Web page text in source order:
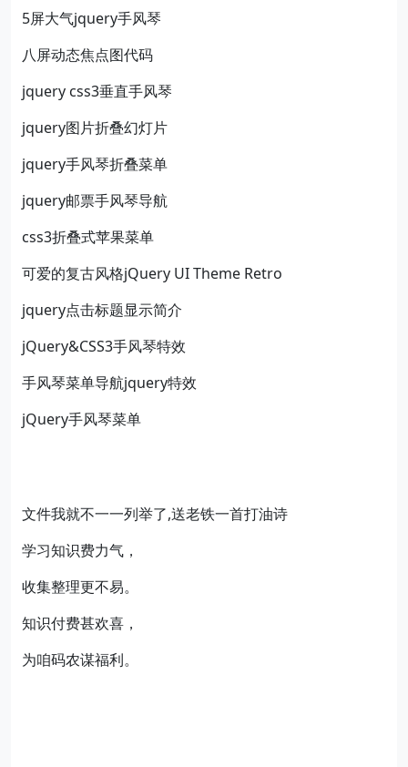
5屏大气jquery手风琴
八屏动态焦点图代码
jquery css3垂直手风琴
jquery图片折叠幻灯片
jquery手风琴折叠菜单
jquery邮票手风琴导航
css3折叠式苹果菜单
可爱的复古风格jQuery UI Theme Retro
jquery点击标题显示简介
jQuery&CSS3手风琴特效
手风琴菜单导航jquery特效
jQuery手风琴菜单
文件我就不一一列举了,送老铁一首打油诗
学习知识费力气，
收集整理更不易。
知识付费甚欢喜，
为咱码农谋福利。